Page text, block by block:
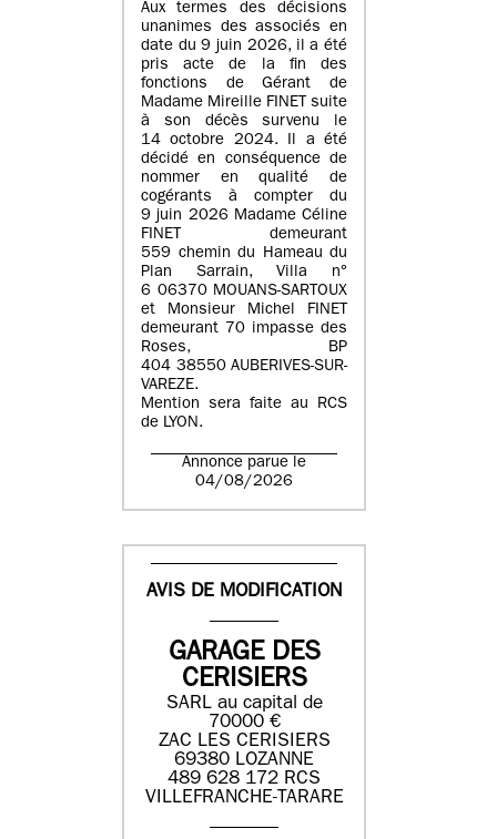
Aux termes des décisions
unanimes des associés en
date du 9 juin 2026, il a été
pris acte de la fin des
fonctions de Gérant de
Madame Mireille FINET suite
à son décès survenu le
14 octobre 2024. Il a été
décidé en conséquence de
nommer en qualité de
cogérants à compter du
9 juin 2026 Madame Céline
FINET demeurant
559 chemin du Hameau du
Plan Sarrain, Villa n°
6 06370 MOUANS-SARTOUX
et Monsieur Michel FINET
demeurant 70 impasse des
Roses, BP
404 38550 AUBERIVES-SUR-
VAREZE.
Mention sera faite au RCS
de LYON.
Annonce parue le
04/08/2026
AVIS DE MODIFICATION
GARAGE DES
CERISIERS
SARL au capital de
70000 €
ZAC LES CERISIERS
69380 LOZANNE
489 628 172 RCS
VILLEFRANCHE-TARARE